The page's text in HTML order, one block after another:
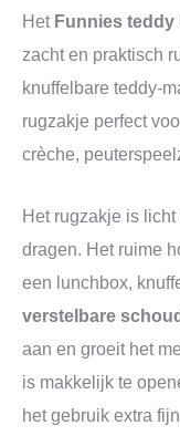
Het Funnies
zacht en praktisch
knuffelbare teddy-
rugzakje perfect
crèche,
Het rugzakje is
dragen. Het ruime
een lunchbox,
verstelbare
aan en groeit het
is makkelijk te
het gebruik extra